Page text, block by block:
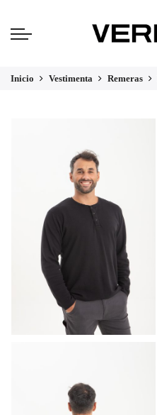
Inicio Vestimenta Remeras